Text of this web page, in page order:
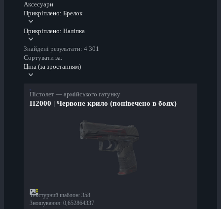
Аксесуари
Прикріплено: Брелок
Прикріплено: Наліпка
Знайдені результати: 4 301
Сортувати за:
Ціна (за зростанням)
Пістолет — армійського ґатунку
П2000 | Червоне крило (понівечено в боях)
Текстурний шаблон: 358
Зношування: 0,652864337